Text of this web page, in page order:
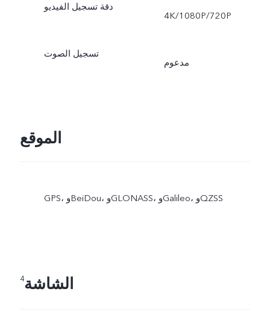
دقة تسجيل الفيديو
‎4K/1080P/720P
تسجيل الصوت
مدعوم
الموقع
GPS، وBeiDou، وGLONASS، وGalileo، وQZSS
الشاشة4